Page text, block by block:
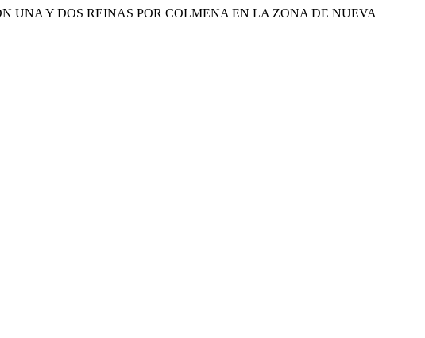
UNA Y DOS REINAS POR COLMENA EN LA ZONA DE NUEVA